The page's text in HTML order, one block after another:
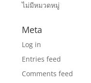
ไม่มีหมวดหมู่
Meta
Log in
Entries feed
Comments feed